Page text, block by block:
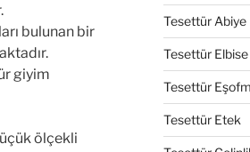
bulunan bir
giyim
ölçekli
Tesettür Abiye
Tesettür Elbise
Tesettür
Tesettür Etek